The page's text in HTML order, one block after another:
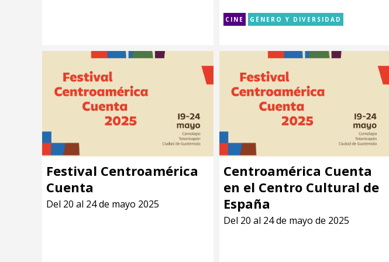
CINE GÉNERO Y DIVERSIDAD
Festival Centroamérica
Cuenta
Del 20 al 24 de mayo 2025
Centroamérica Cuenta
en el Centro Cultural de
España
Del 20 al 24 de mayo de 2025